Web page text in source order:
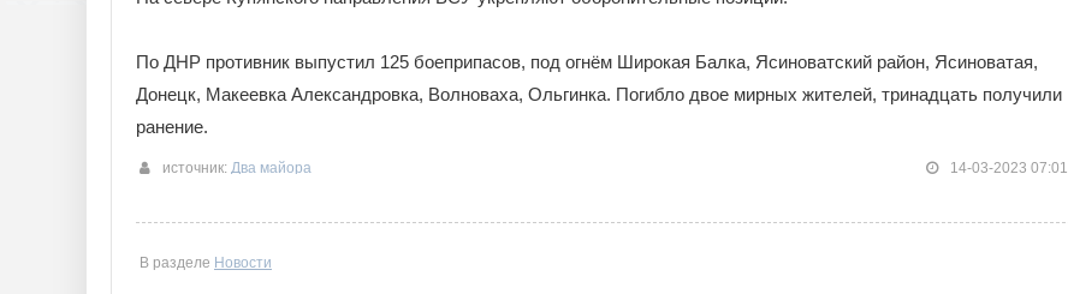
По ДНР противник выпустил 125 боеприпасов, под огнём Широкая Балка, Ясиноватский район, Ясиноватая,
Донецк, Макеевка Александровка, Волноваха, Ольгинка. Погибло двое мирных жителей, тринадцать получили
ранение.
источник: Два майора 14-03-2023 07:01
В разделе Новости